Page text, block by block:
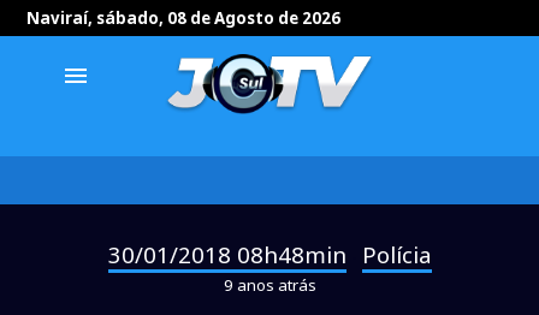
Naviraí, sábado, 08 de Agosto de 2026
menu
30/01/2018 08h48min Polícia
9 anos atrás